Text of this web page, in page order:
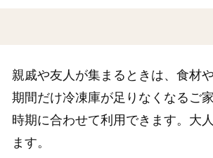
親戚や友人が集まるときは、食材
期間だけ冷凍庫が足りなくなるご
時期に合わせて利用できます。大
ます。